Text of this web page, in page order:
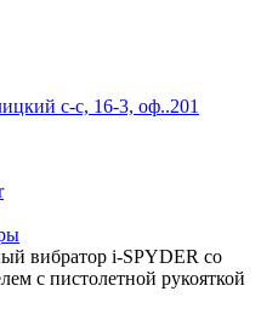
с-с, 16-3, оф..201
вибратор i-SPYDER со
с пистолетной рукояткой